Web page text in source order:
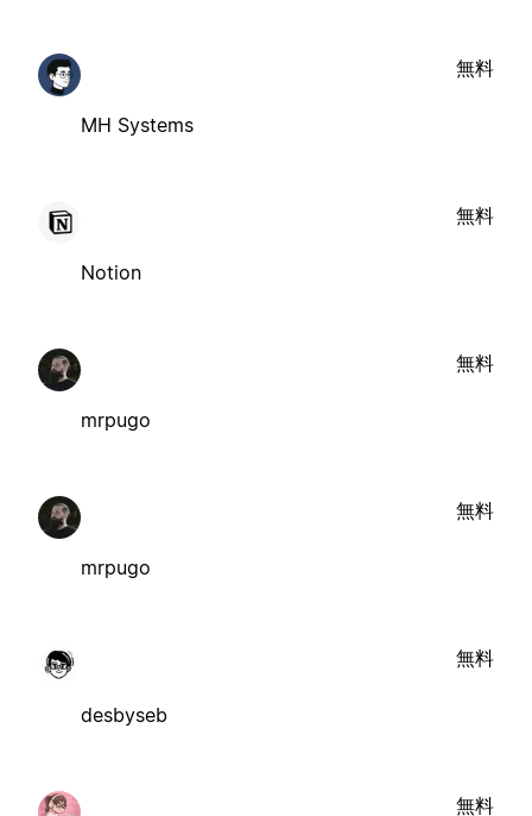
MH Systems
無料
Notion
無料
mrpugo
無料
mrpugo
無料
desbyseb
無料
無料